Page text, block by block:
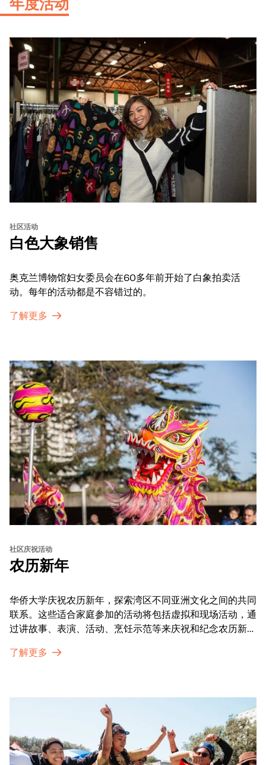
年度活动
社区活动
白色大象销售
奥克兰博物馆妇女委员会在60多年前开始了白象拍卖活
动。每年的活动都是不容错过的。
了解更多
社区庆祝活动
农历新年
华侨大学庆祝农历新年，探索湾区不同亚洲文化之间的共同
联系。这些适合家庭参加的活动将包括虚拟和现场活动，通
过讲故事、表演、活动、烹饪示范等来庆祝和纪念农历新年
通过亲身参与和虚拟的治疗圈来相互支持。
了解更多